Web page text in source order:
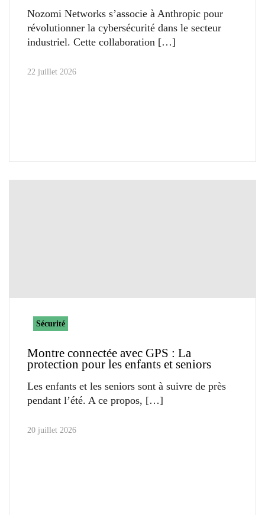
Nozomi Networks s’associe à Anthropic pour
révolutionner la cybersécurité dans le secteur
industriel. Cette collaboration
22 juillet 2026
Sécurité
Montre connectée avec GPS : La
protection pour les enfants et seniors
Les enfants et les seniors sont à suivre de près
pendant l’été. A ce propos,
20 juillet 2026